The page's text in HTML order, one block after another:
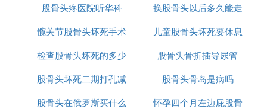
西郊骨科
侧
股骨头疼医院听华科
换股骨头以后多久能走
髋关节股骨头坏死手术
后恢复
儿童股骨头坏死要休息
多久
检查股骨头坏死的多少
钱
股骨头骨折插导尿管
股骨头坏死二期打孔减
压术
股骨头骨岛是病吗
股骨头在俄罗斯买什么
怀孕四个月左边屁股骨